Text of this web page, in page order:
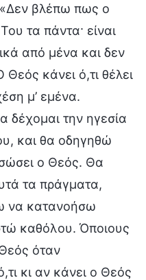
«Δεν βλέπω πως ο
τα πάντα· είναι
από μένα και δεν
κάνει ό,τι θέλει
μ’ εμένα.
δέχομαι την ηγεσία
και θα οδηγηθώ
ο Θεός. Θα
τα πράγματα,
να κατανοήσω
καθόλου. Όποιους
όταν
κι αν κάνει ο Θεός